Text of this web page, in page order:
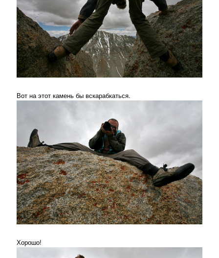
Вот на этот камень бы вскарабкаться.
Хорошо!